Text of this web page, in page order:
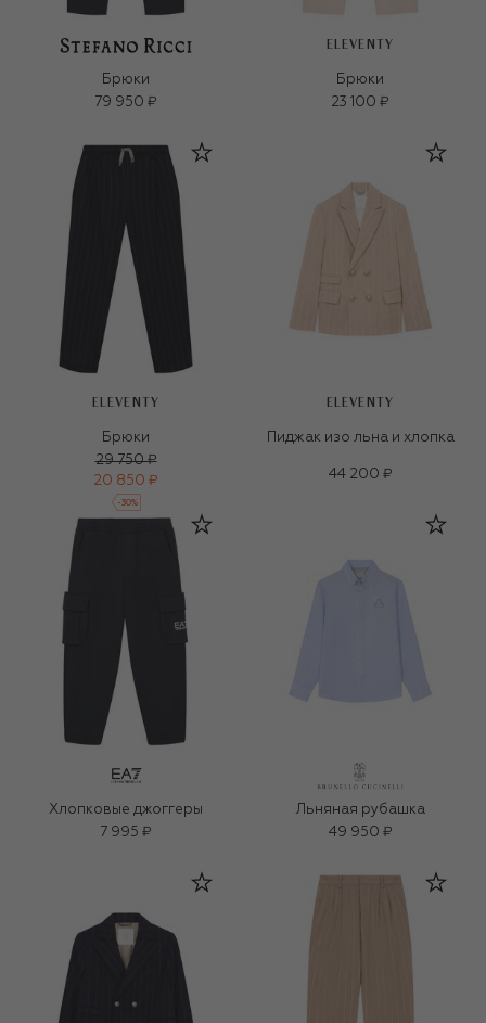
Брюки
79 950 ₽
ELEVENTY
Брюки
23 100 ₽
ELEVENTY
Брюки
29 750 ₽
20 850 ₽
-30%
ELEVENTY
Пиджак изо льна и хлопка
44 200 ₽
Хлопковые джоггеры
7 995 ₽
Льняная рубашка
49 950 ₽